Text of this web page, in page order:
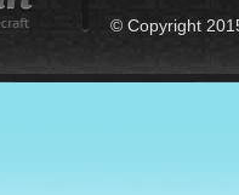
© Copyright